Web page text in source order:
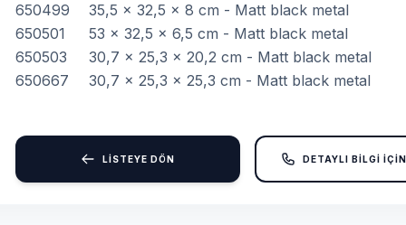
650499
650501
650503
650667
35,5 x 32,5 x 8 cm - Matt black metal
53 x 32,5 x 6,5 cm - Matt black metal
30,7 x 25,3 x 20,2 cm - Matt black metal
30,7 x 25,3 x 25,3 cm - Matt black metal
LİSTEYE DÖN DETAYLI BİLGİ